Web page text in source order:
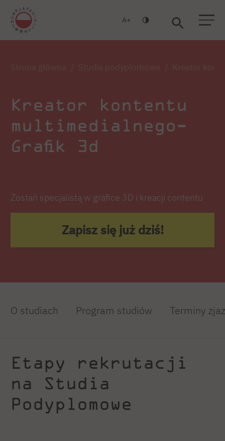
A
Kreator kontentu
multimedialnego-
Grafik 3d
Zostań specjalistą w grafice 3D i kreacji contentu
Zapisz się już dziś!
O studiach Program studiów Terminy
Etapy rekrutacji
na Studia
Podyplomowe